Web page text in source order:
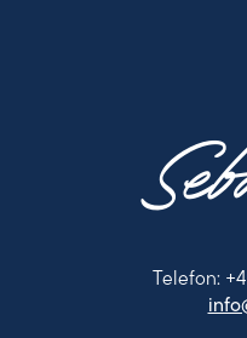
Telefon: